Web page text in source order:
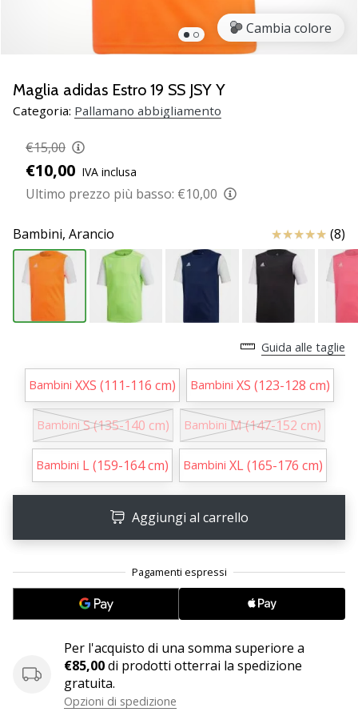
da
pallamano
PUMA
Accelerate
NITRO
SQD
5!
gli
aggiornamenti
tecnici
e
valuta
25. 11. 2024
Tempo di lettura: 1 min.
Diventa
nostro
brand
WePlayHandball
un
dell'handball
come
Cambia colore
Maglia adidas Estro 19 SS JSY Y
Categoria: Pallamano abbigliamento
€15,00
€10,00 IVA inclusa
Ultimo prezzo più basso: €10,00
Bambini, Arancio Recensioni(8)
Guida alle taglie
Bambini XXS (111-116 cm) Bambini XS (123-128 cm)
Bambini S (135-140 cm) Bambini M (147-152 cm)
Bambini L (159-164 cm) Bambini XL (165-176 cm)
Aggiungi al carrello
Per l'acquisto di una somma superiore a
€85,00di prodotti otterrai la spedizione
gratuita.
Opzioni di spedizione